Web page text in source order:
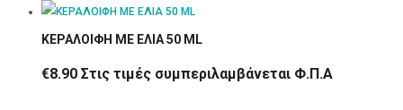
ΚΕΡΑΛΟΙΦΗ ΜΕ ΕΛΙΑ 50 ML
€8.90 Στις τιμές συμπεριλαμβάνεται Φ.Π.Α